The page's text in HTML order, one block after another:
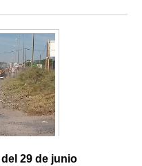
29 de junio